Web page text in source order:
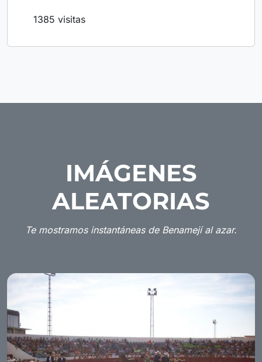
1385 visitas
IMÁGENES
ALEATORIAS
Te mostramos instantáneas de Benamejí al azar.